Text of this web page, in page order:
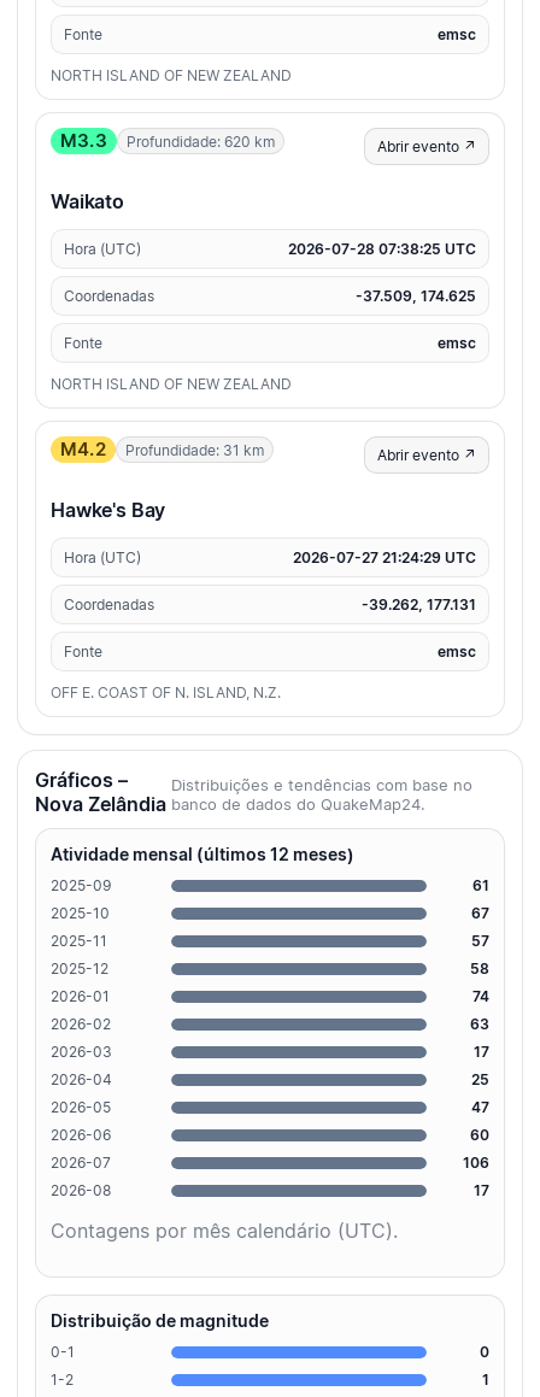
Fonte emsc
NORTH ISLAND OF NEW ZEALAND
M3.3 Profundidade: 620 km Abrir evento ↗
Waikato
Hora (UTC) 2026-07-28 07:38:25 UTC
Coordenadas -37.509, 174.625
Fonte emsc
NORTH ISLAND OF NEW ZEALAND
M4.2 Profundidade: 31 km Abrir evento ↗
Hawke's Bay
Hora (UTC) 2026-07-27 21:24:29 UTC
Coordenadas -39.262, 177.131
Fonte emsc
OFF E. COAST OF N. ISLAND, N.Z.
Gráficos –
Nova Zelândia
Distribuições e tendências com base no
banco de dados do QuakeMap24.
Atividade mensal (últimos 12 meses)
2025-09
61
2025-10
67
2025-11
57
2025-12
58
2026-01
74
2026-02
63
2026-03
17
2026-04
25
2026-05
47
2026-06
60
2026-07
106
2026-08
17
Contagens por mês calendário (UTC).
Distribuição de magnitude
0-1
0
1-2
1